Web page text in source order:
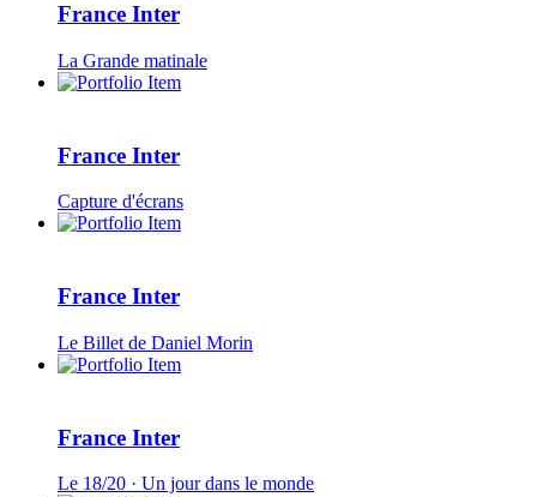
France Inter
La Grande matinale
France Inter
Capture d'écrans
France Inter
Le Billet de Daniel Morin
France Inter
Le 18/20 · Un jour dans le monde